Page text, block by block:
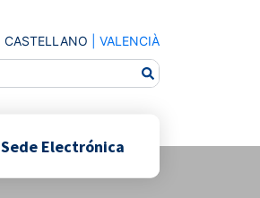
CASTELLANO VALENCIÀ
Sede Electrónica